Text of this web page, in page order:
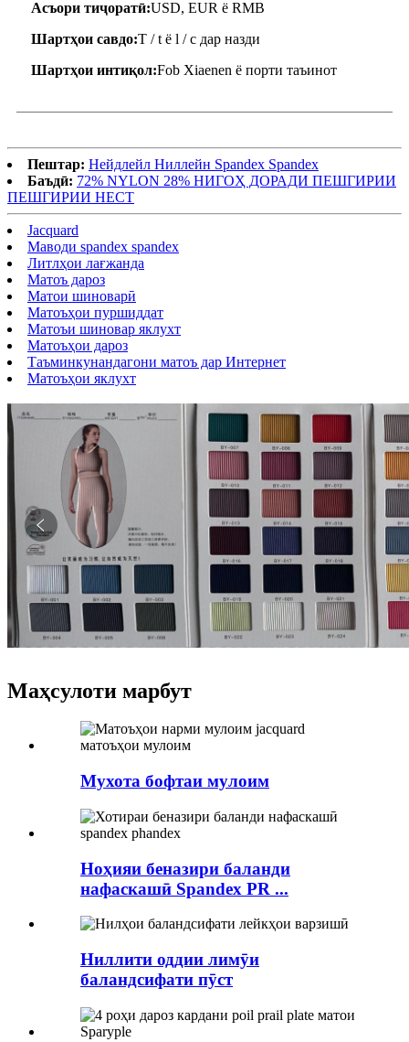
Асъори тиҷоратӣ:USD, EUR ё RMB
Шартҳои савдо:T / t ё l / c дар назди
Шартҳои интиқол:Fob Xiaenen ё порти таъинот
Пештар: Нейдлейл Ниллейн Spandex Spandex
Баъдӣ: 72% NYLON 28% НИГОҲ ДОРАДИ ПЕШГИРИИ
ПЕШГИРИИ НЕСТ
Jacquard
Маводи spandex spandex
Литлҳои лағжанда
Матоъ дароз
Матои шиноварӣ
Матоъҳои пуршиддат
Матоъи шиновар яклухт
Матоъҳои дароз
Таъминкунандагони матоъ дар Интернет
Матоъҳои яклухт
Маҳсулоти марбут
Мухота бофтаи мулоим
Ноҳияи беназири баланди
нафаскашӣ Spandex PR ...
Ниллити оддии лимӯи
баландсифати пӯст